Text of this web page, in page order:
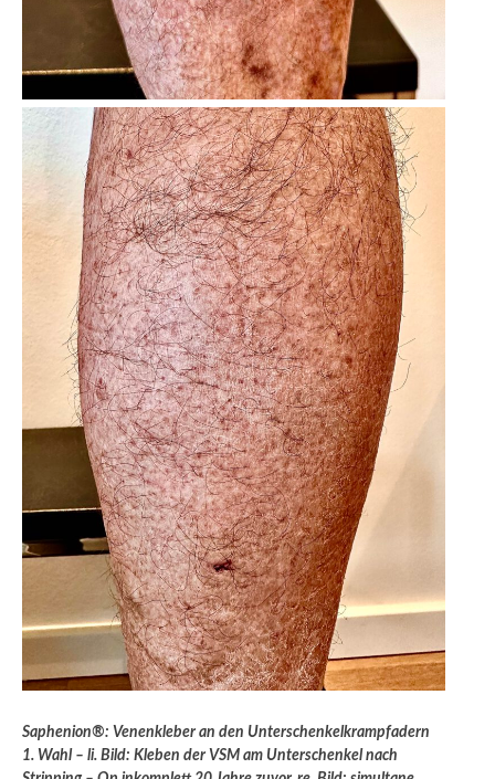
Saphenion®: Venenkleber an den Unterschenkelkrampfadern
1. Wahl – li. Bild: Kleben der VSM am Unterschenkel nach